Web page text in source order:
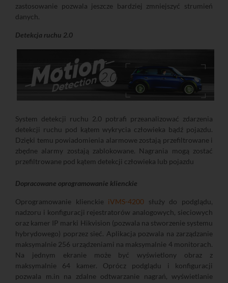
zastosowanie pozwala jeszcze bardziej zmniejszyć strumień
danych.
Detekcja ruchu 2.0
System detekcji ruchu 2.0 potrafi przeanalizować zdarzenia
detekcji ruchu pod kątem wykrycia człowieka bądź pojazdu.
Dzięki temu powiadomienia alarmowe zostają przefiltrowane i
zbędne alarmy zostają zablokowane. Nagrania mogą zostać
przefiltrowane pod kątem detekcji człowieka lub pojazdu
Dopracowane oprogramowanie klienckie
Oprogramowanie klienckie iVMS-4200 służy do podglądu,
nadzoru i konfiguracji rejestratorów analogowych, sieciowych
oraz kamer IP marki Hikvision (pozwala na stworzenie systemu
hybrydowego) poprzez sieć. Aplikacja pozwala na zarządzanie
maksymalnie 256 urządzeniami na maksymalnie 4 monitorach.
Na jednym ekranie może być wyświetlony obraz z
maksymalnie 64 kamer. Oprócz podglądu i konfiguracji
pozwala m.in na zdalne odtwarzanie nagrań, wyświetlanie